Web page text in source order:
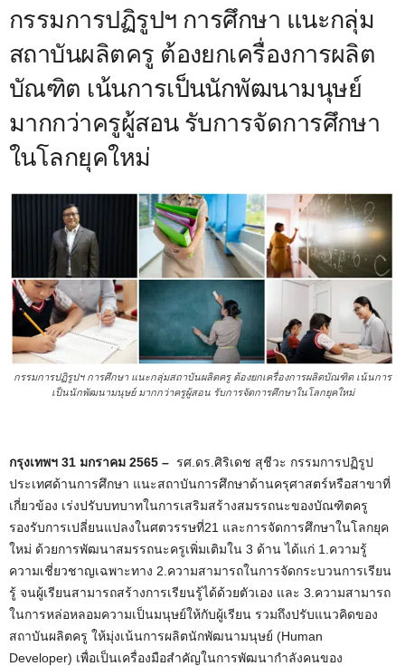
กรรมการปฏิรูปฯ การศึกษา แนะกลุ่ม
สถาบันผลิตครู ต้องยกเครื่องการผลิต
บัณฑิต เน้นการเป็นนักพัฒนามนุษย์
มากกว่าครูผู้สอน รับการจัดการศึกษา
ในโลกยุคใหม่
กรรมการปฏิรูปฯ การศึกษา แนะกลุ่มสถาบันผลิตครู ต้องยกเครื่องการผลิตบัณฑิต เน้นการ
เป็นนักพัฒนามนุษย์ มากกว่าครูผู้สอน รับการจัดการศึกษาในโลกยุคใหม่
กรุงเทพฯ 31 มกราคม 2565 – รศ.ดร.ศิริเดช สุชีวะ กรรมการปฏิรูป
ประเทศด้านการศึกษา แนะสถาบันการศึกษาด้านครุศาสตร์หรือสาขาที่
เกี่ยวข้อง เร่งปรับบทบาทในการเสริมสร้างสมรรถนะของบัณฑิตครู
รองรับการเปลี่ยนแปลงในศตวรรษที่21 และการจัดการศึกษาในโลกยุค
ใหม่ ด้วยการพัฒนาสมรรถนะครูเพิ่มเติมใน 3 ด้าน ได้แก่ 1.ความรู้
ความเชี่ยวชาญเฉพาะทาง 2.ความสามารถในการจัดกระบวนการเรียน
รู้ จนผู้เรียนสามารถสร้างการเรียนรู้ได้ด้วยตัวเอง และ 3.ความสามารถ
ในการหล่อหลอมความเป็นมนุษย์ให้กับผู้เรียน รวมถึงปรับแนวคิดของ
สถาบันผลิตครู ให้มุ่งเน้นการผลิตนักพัฒนามนุษย์ (Human
Developer) เพื่อเป็นเครื่องมือสำคัญในการพัฒนากำลังคนของ